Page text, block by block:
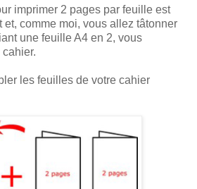
imprimer 2 pages par feuille est
comme moi, vous allez tâtonner
une feuille A4 en 2, vous
les feuilles de votre cahier